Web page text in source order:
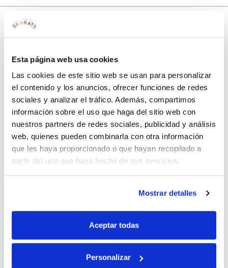
Esta página web usa cookies
Las cookies de este sitio web se usan para personalizar
el contenido y los anuncios, ofrecer funciones de redes
sociales y analizar el tráfico. Además, compartimos
información sobre el uso que haga del sitio web con
nuestros partners de redes sociales, publicidad y análisis
web, quienes pueden combinarla con otra información
que les haya proporcionado o que hayan recopilado a
partir del uso que haya hecho de sus servicios.
Mostrar detalles
Aceptar todas
Personalizar
con tu primera compra.
Apúntatea nuestra newsletter para recibir nuestras ofertas
disfruta de
un 10% de descuento en tu primera compra.
Si, he leído y acepto la política de protección de datos.
fines comerciales, legitimación: consentimiento, destinatarios: proveedor de
mensajería online, derechos: Acceder, rectificar y suprimir los datos, así como
otros derechos, como se explica en la información adicional.